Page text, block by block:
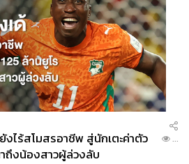
ไร้สโมสรอาชีพ สู่นักเตะค่าตัว
ถึงน้องสาวผู้ล่วงลับ
...